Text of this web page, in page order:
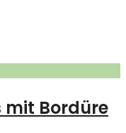
mit Bordüre